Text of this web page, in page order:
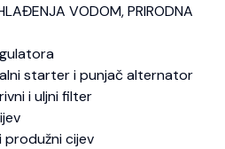
VODOM, PRIRODNA
starter i punjač alternator
i uljni filter
produžni cijev